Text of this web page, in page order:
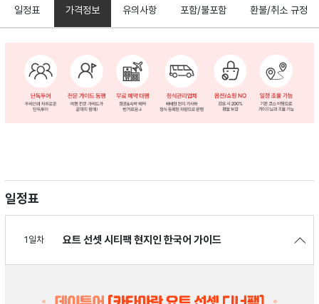
일정표 가격정보 유의사항 포함/불포함 환불/취소 규정
일정표
1일차 요트 선셋 시티팩 현지인 한국어 가이드